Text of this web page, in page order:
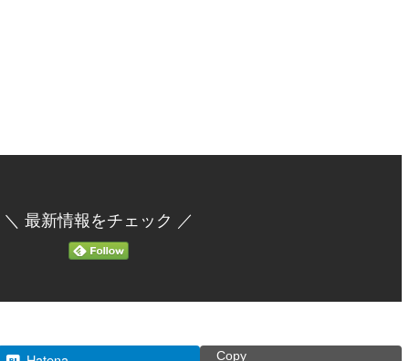
＼ 最新情報をチェック ／
Copy